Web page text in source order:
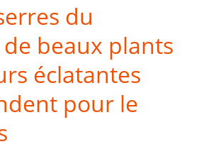
du
de beaux plants
éclatantes
pour le